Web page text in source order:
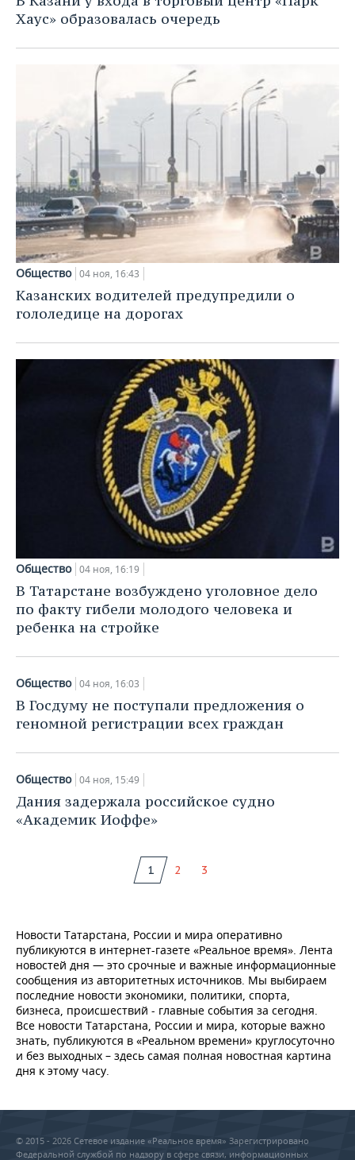
Хаус» образовалась очередь
Общество 04 ноя, 16:43
Казанских водителей предупредили о
гололедице на дорогах
Общество 04 ноя, 16:19
В Татарстане возбуждено уголовное дело
по факту гибели молодого человека и
ребенка на стройке
Общество 04 ноя, 16:03
В Госдуму не поступали предложения о
геномной регистрации всех граждан
Общество 04 ноя, 15:49
Дания задержала российское судно
«Академик Иоффе»
1 2 3
Новости Татарстана, России и мира оперативно
публикуются в интернет-газете «Реальное время». Лента
новостей дня — это срочные и важные информационные
сообщения из авторитетных источников. Мы выбираем
последние новости экономики, политики, спорта,
бизнеса, происшествий - главные события за сегодня.
Все новости Татарстана, России и мира, которые важно
знать, публикуются в «Реальном времени» круглосуточно
и без выходных – здесь самая полная новостная картина
дня к этому часу.
© 2015 - 2026 Сетевое издание «Реальное время» Зарегистрировано
Федеральной службой по надзору в сфере связи, информационных